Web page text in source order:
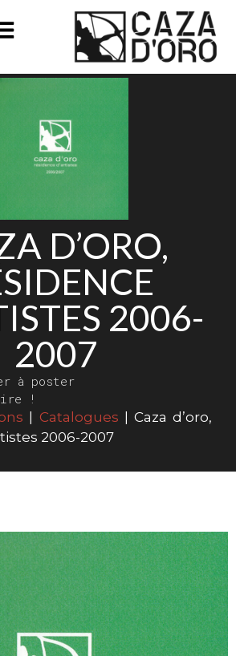
D’ORO,
2006-
2007
à poster
!
Catalogues
Caza d’oro,
2006-2007